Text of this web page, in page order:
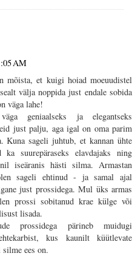
AM
mõista, et kuigi hoiad moeuudistel
välja noppida just endale sobida
väga lahe!
geniaalseks ja elegantseks
just palju, aga igal on oma parim
Kuna sageli juhtub, et kannan ühte
suurepäraseks elavdajaks ning
iseäranis hästi silma. Armastan
sageli ehtinud - ja samal ajal
just prossidega. Mul üks armas
prossi sobitanud krae külge või
lisada.
prossidega pärineb muidugi
kus kaunilt küütlevate
ees on.